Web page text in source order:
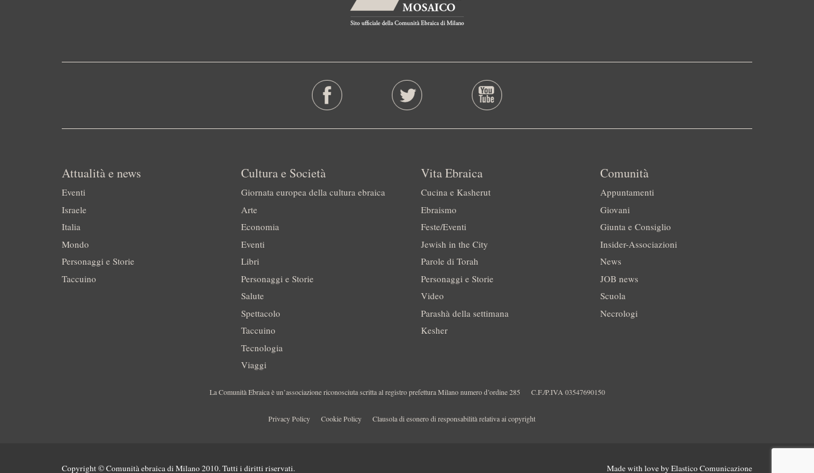
Attualità e news
Eventi
Israele
Italia
Mondo
Personaggi e Storie
Taccuino
Cultura e Società
Giornata europea della cultura ebraica
Arte
Economia
Eventi
Libri
Personaggi e Storie
Salute
Spettacolo
Taccuino
Tecnologia
Viaggi
Vita Ebraica
Cucina e Kasherut
Ebraismo
Feste/Eventi
Jewish in the City
Parole di Torah
Personaggi e Storie
Video
Parashà della settimana
Kesher
Comunità
Appuntamenti
Giovani
Giunta e Consiglio
Insider-Associazioni
News
JOB news
Scuola
Necrologi
La Comunità Ebraica è un’associazione riconosciuta scritta al registro prefettura Milano numero d’ordine 285 C.F./P.IVA 03547690150
Privacy Policy Cookie Policy Clausola di esonero di responsabilità relativa ai copyright
Copyright © Comunità ebraica di Milano 2010. Tutti i diritti riservati. Made with love by Elastico Comunicazione